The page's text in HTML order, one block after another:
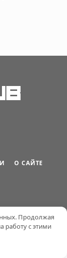
О САЙТЕ
Продолжая
работу с этими